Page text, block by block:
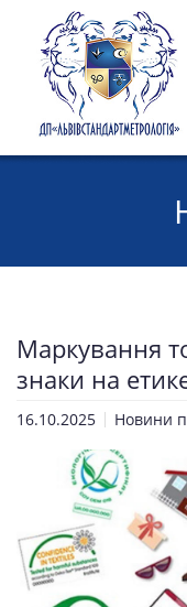
Маркування
знаки на
16.10.2025 Новини